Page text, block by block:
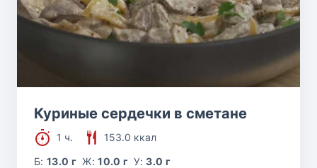
Куриные сердечки в сметане
1 ч.
153.0 ккал
Б:13.0 г Ж:10.0 г У:3.0 г